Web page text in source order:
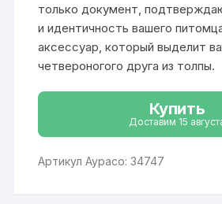
только документ,
и идентичность вашего
аксессуар, который выделит
четвероногого друга из толпы.
Купить
Доставим 15
Артикул Аурасо: 34747